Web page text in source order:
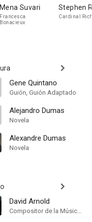
Mena Suvari
Francesca
Bonacieux
Stephen
Cardinal
Gene Quintano
Guión, Guión Adaptado
Alejandro Dumas
Novela
Alexandre Dumas
Novela
David Arnold
Compositor de la Música Original